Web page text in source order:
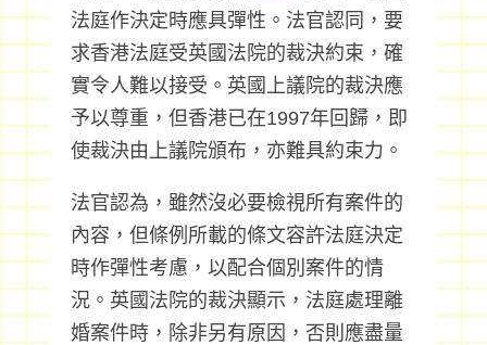
法庭作決定時應具彈性。法官認同，要
求香港法庭受英國法院的裁決約束，確
實令人難以接受。英國上議院的裁決應
予以尊重，但香港已在1997年回歸，即
使裁決由上議院頒布，亦難具約束力。
法官認為，雖然沒必要檢視所有案件的
內容，但條例所載的條文容許法庭決定
時作彈性考慮，以配合個別案件的情
況。英國法院的裁決顯示，法庭處理離
婚案件時，除非另有原因，否則應盡量